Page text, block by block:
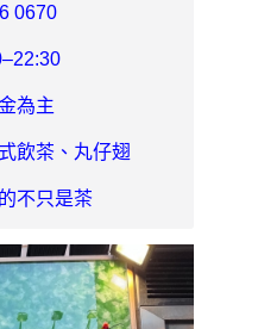
0670
為主
飲茶、丸仔翅
不只是茶